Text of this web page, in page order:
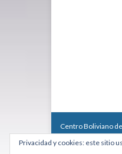
Centro Boliviano
Calle Macario
Teléfono: +591
Privacidad y cookies: este sitio